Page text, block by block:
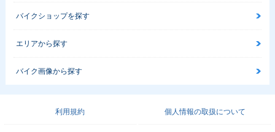
バイクショップを探す
エリアから探す
バイク画像から探す
利用規約 個人情報の取扱について